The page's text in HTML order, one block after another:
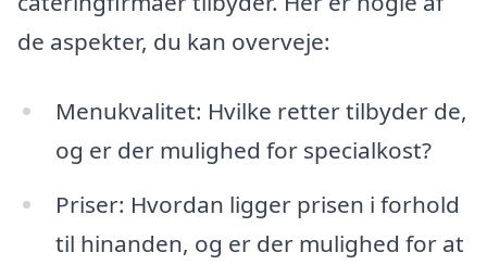
de aspekter, du kan overveje:
Menukvalitet: Hvilke retter tilbyder de,
og er der mulighed for specialkost?
Priser: Hvordan ligger prisen i forhold
til hinanden, og er der mulighed for at